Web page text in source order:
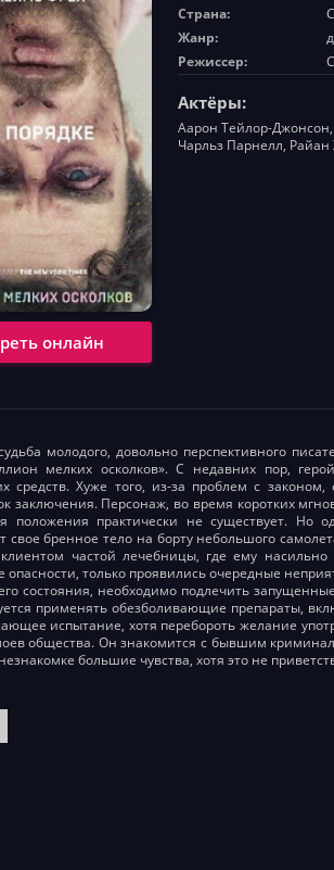
онлайн
Страна:
Жанр:
Режиссер:
Актёры:
Аарон Тейлор-
Чарльз Парнелл,
молодого, довольно перспективного
мелких осколков». С недавних пор,
средств. Хуже того, из-за проблем с
заключения. Персонаж, во время коротких
положения практически не существует. Но
свое бренное тело на борту небольшого
клиентом частой лечебницы, где ему
опасности, только проявились очередные
состояния, необходимо подлечить
применять обезболивающие препараты,
испытание, хотя перебороть желание
общества. Он знакомится с бывшим
большие чувства, хотя это не